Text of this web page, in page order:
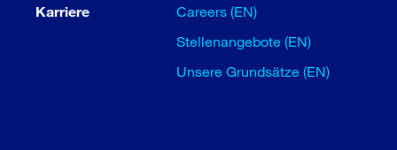
Karriere
Careers (EN)
Stellenangebote (EN)
Unsere Grundsätze (EN)